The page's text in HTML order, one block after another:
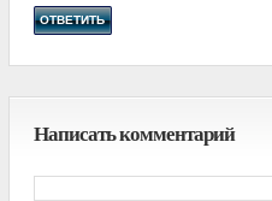
ОТВЕТИТЬ
Написать комментарий